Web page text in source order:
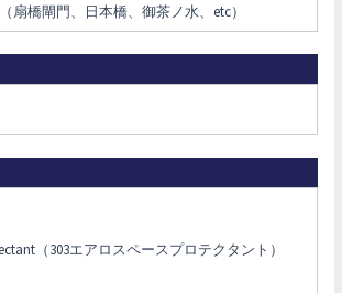
扇橋閘門、日本橋、御茶ノ水、etc）
（303エアロスペースプロテクタント）